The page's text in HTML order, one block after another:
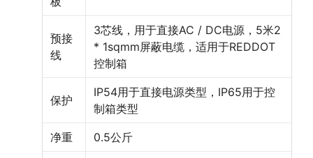
预接
线
3芯线，用于直接AC / DC电源，5米2
* 1sqmm屏蔽电缆，适用于REDDOT
控制箱
保护
IP54用于直接电源类型，IP65用于控
制箱类型
净重 0.5公斤